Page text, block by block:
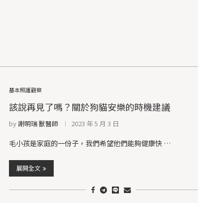
基本照護觀察
該說再見了嗎？關於狗貓安樂的時機建議
by謝明瑞 獸醫師 2023 年 5 月 3 日
毛小孩是家庭的一份子，我們希望他們能夠健康快 …
展開全文